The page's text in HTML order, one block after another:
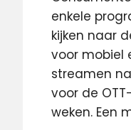
enkele
kijken naar
voor mobiel
streamen
voor de
weken. Een